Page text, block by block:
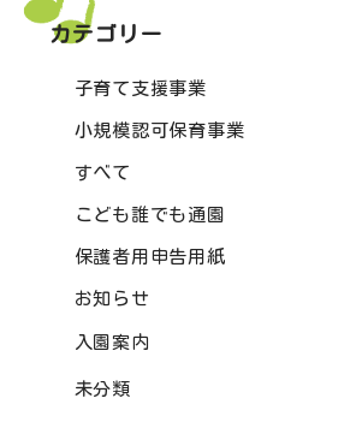
カテゴリー
子育て支援事業
小規模認可保育事業
すべて
こども誰でも通園
保護者用申告用紙
お知らせ
入園案内
未分類